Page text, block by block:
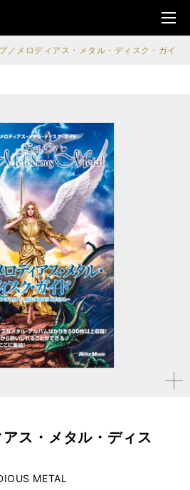
メニ
ュ
／メロディアス・メタル・ディスク・ガイド
拡大す
ス・メタル・ディス
METAL